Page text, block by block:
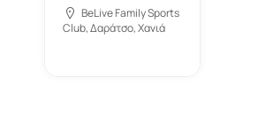
BeLive Family Sports
Club, Δαράτσο, Χανιά